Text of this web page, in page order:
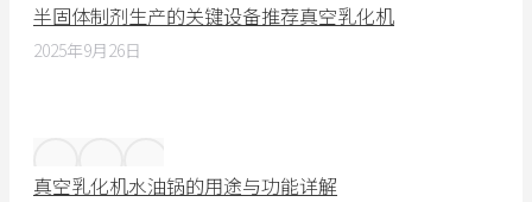
半固体制剂生产的关键设备推荐真空乳化机
2025年9月26日
真空乳化机水油锅的用途与功能详解